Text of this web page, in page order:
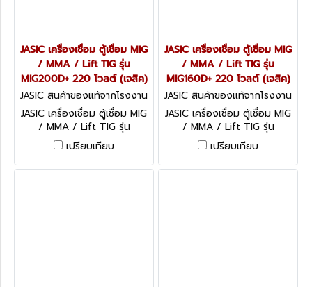
JASIC เครื่องเชื่อม ตู้เชื่อม MIG
/ MMA / Lift TIG รุ่น
MIG200D+ 220 โวลต์ (เจสิค)
JASIC สินค้าของแท้จากโรงงาน
ผู้ผลิต MIG200D+
JASIC เครื่องเชื่อม ตู้เชื่อม MIG
/ MMA / Lift TIG รุ่น
MIG200D+ แรงดันไฟ 220
โวลต์ กระแสเชื่อม MIG 30-
200A (11-28V) กระแสเชื่อม
เปรียบเทียบ
JASIC เครื่องเชื่อม ตู้เชื่อม MIG
/ MMA / Lift TIG รุ่น
MIG160D+ 220 โวลต์ (เจสิค)
JASIC สินค้าของแท้จากโรงงาน
ผู้ผลิต MIG160D+
JASIC เครื่องเชื่อม ตู้เชื่อม MIG
/ MMA / Lift TIG รุ่น
MIG160D+ แรงดันไฟ 220
โวลต์ กระแสเชื่อม MIG 30-
160A (11-26V) กระแสเชื่อม
เปรียบเทียบ